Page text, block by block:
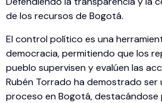
de los recursos de Bogotá.
El control político es una
democracia, permitiendo que los
pueblo supervisen y evalúen las
Rubén Torrado ha demostrado
proceso en Bogotá, destacándose